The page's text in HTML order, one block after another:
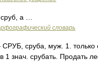
а …
словарь
сруба, муж. 1. только
1 знач. срубать. Продать